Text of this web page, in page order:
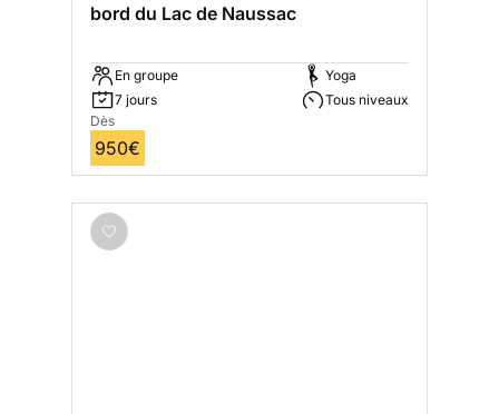
bord du Lac de Naussac
En groupe
7 jours
Yoga
Tous niveaux
Dès
950€